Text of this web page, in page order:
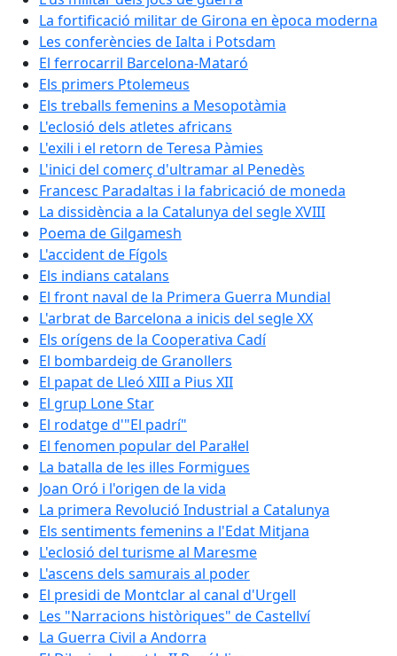
La fortificació militar de Girona en època moderna
Les conferències de Ialta i Potsdam
El ferrocarril Barcelona-Mataró
Els primers Ptolemeus
Els treballs femenins a Mesopotàmia
L'eclosió dels atletes africans
L'exili i el retorn de Teresa Pàmies
L'inici del comerç d'ultramar al Penedès
Francesc Paradaltas i la fabricació de moneda
La dissidència a la Catalunya del segle XVIII
Poema de Gilgamesh
L'accident de Fígols
Els indians catalans
El front naval de la Primera Guerra Mundial
L'arbrat de Barcelona a inicis del segle XX
Els orígens de la Cooperativa Cadí
El bombardeig de Granollers
El papat de Lleó XIII a Pius XII
El grup Lone Star
El rodatge d'"El padrí"
El fenomen popular del Paral·lel
La batalla de les illes Formigues
Joan Oró i l'origen de la vida
La primera Revolució Industrial a Catalunya
Els sentiments femenins a l'Edat Mitjana
L'eclosió del turisme al Maresme
L'ascens dels samurais al poder
El presidi de Montclar al canal d'Urgell
Les "Narracions històriques" de Castellví
La Guerra Civil a Andorra